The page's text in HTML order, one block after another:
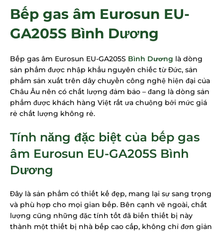
Bếp gas âm Eurosun EU-
GA205S Bình Dương
Bếp gas âm Eurosun EU-GA205S Bình Dương là dòng
sản phẩm được nhập khẩu nguyên chiếc từ Đức, sản
phẩm sản xuất trên dây chuyền công nghệ hiện đại của
Châu Âu nên có chất lượng đảm bảo – đang là dòng sản
phẩm được khách hàng Việt rất ưa chuộng bởi mức giá
rẻ chất lượng không rẻ.
Tính năng đặc biệt của bếp gas
âm Eurosun EU-GA205S Bình
Dương
Đây là sản phẩm có thiết kế đẹp, mang lại sự sang trọng
và phù hợp cho mọi gian bếp. Bên cạnh vẽ ngoài, chất
lượng cũng những đặc tính tốt đã biến thiết bị này
thành một thiết bị nhà bếp cao cấp, không chỉ đơn giản